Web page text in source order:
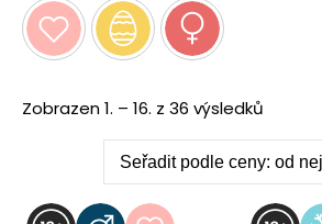
Zobrazen 1. – 16. z 36 výsledků
podle
ceny: